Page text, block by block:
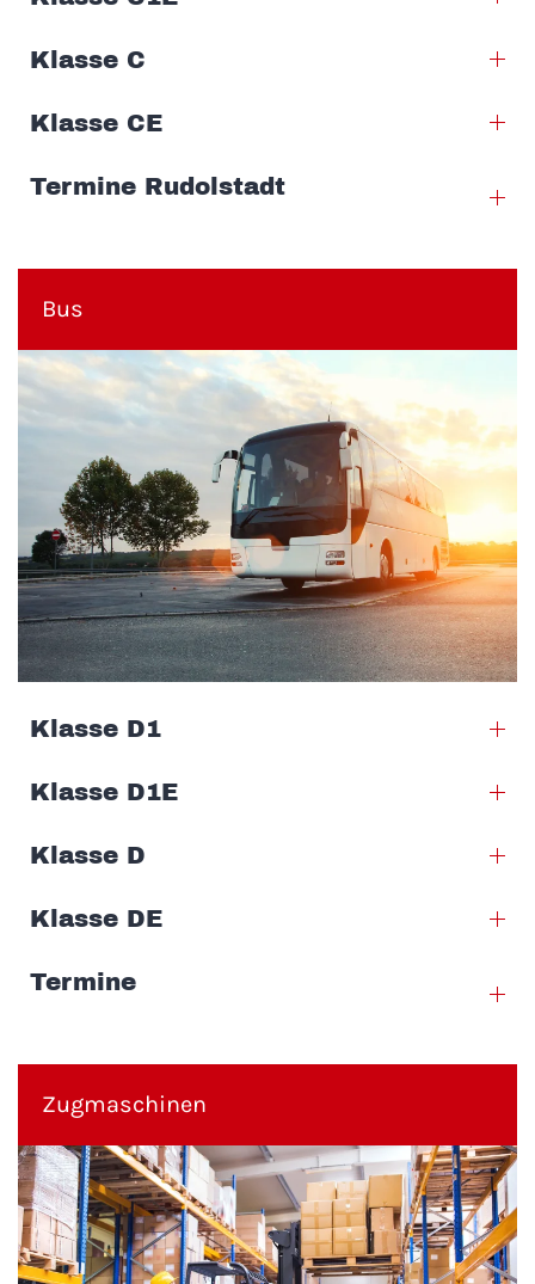
Klasse C
Klasse CE
Termine Rudolstadt
Bus
Klasse D1
Klasse D1E
Klasse D
Klasse DE
Termine
Zugmaschinen